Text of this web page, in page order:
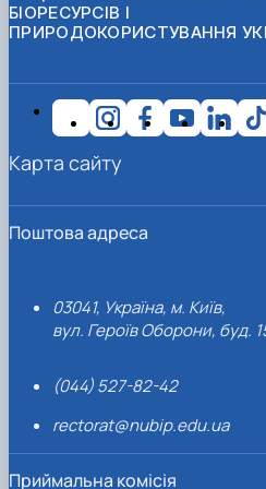
БІОРЕСУРСІВ І
ПРИРОДОКОРИСТУВАННЯ
Поштова адреса
03041, Україна, м. Київ,
вул. Героїв Оборони, буд.
(044) 527-82-42
rectorat@nubip.edu.ua
Приймальна комісія
Карта сайту